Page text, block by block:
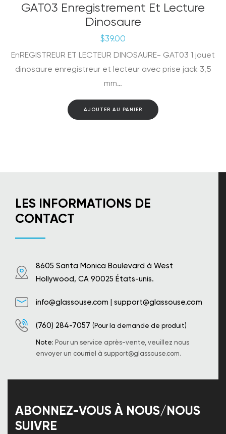
GAT03 Enregistrement Et Lecture
Dinosaure
$39.00
EnREGISTREUR ET LECTEUR DINOSAURE- GAT03 1 jouet
dinosaure enregistreur et lecteur avec prise jack 3,5
mm…
AJOUTER AU PANIER
LES INFORMATIONS DE
CONTACT
8605 Santa Monica Boulevard à West
Hollywood, CA 90025 États-unis.
info@glassouse.com | support@glassouse.com
(760) 284-7057 (Pour la demande de produit)
Note: Pour un service après-vente, veuillez nous
envoyer un courriel à support@glassouse.com.
ABONNEZ-VOUS À NOUS/NOUS
SUIVRE